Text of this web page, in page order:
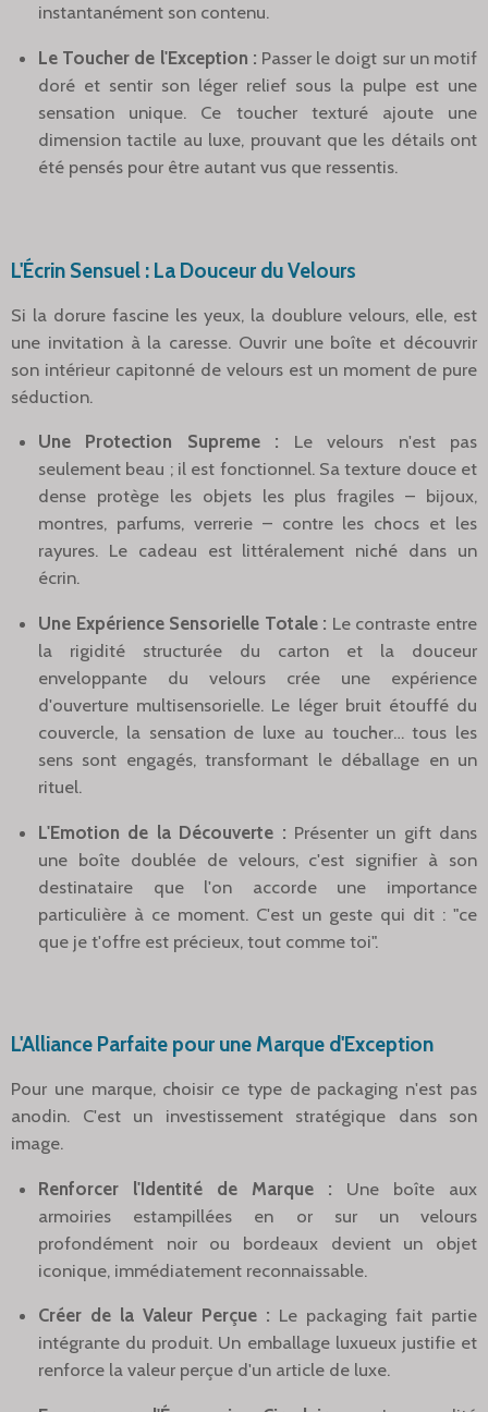
instantanément son contenu.
Le Toucher de l'Exception : Passer le doigt sur un motif
doré et sentir son léger relief sous la pulpe est une
sensation unique. Ce toucher texturé ajoute une
dimension tactile au luxe, prouvant que les détails ont
été pensés pour être autant vus que ressentis.
L'Écrin Sensuel : La Douceur du Velours
Si la dorure fascine les yeux, la doublure velours, elle, est
une invitation à la caresse. Ouvrir une boîte et découvrir
son intérieur capitonné de velours est un moment de pure
séduction.
Une Protection Supreme : Le velours n'est pas
seulement beau ; il est fonctionnel. Sa texture douce et
dense protège les objets les plus fragiles – bijoux,
montres, parfums, verrerie – contre les chocs et les
rayures. Le cadeau est littéralement niché dans un
écrin.
Une Expérience Sensorielle Totale : Le contraste entre
la rigidité structurée du carton et la douceur
enveloppante du velours crée une expérience
d'ouverture multisensorielle. Le léger bruit étouffé du
couvercle, la sensation de luxe au toucher… tous les
sens sont engagés, transformant le déballage en un
rituel.
L'Emotion de la Découverte : Présenter un gift dans
une boîte doublée de velours, c'est signifier à son
destinataire que l'on accorde une importance
particulière à ce moment. C'est un geste qui dit : "ce
que je t'offre est précieux, tout comme toi".
L'Alliance Parfaite pour une Marque d'Exception
Pour une marque, choisir ce type de packaging n'est pas
anodin. C'est un investissement stratégique dans son
image.
Renforcer l'Identité de Marque : Une boîte aux
armoiries estampillées en or sur un velours
profondément noir ou bordeaux devient un objet
iconique, immédiatement reconnaissable.
Créer de la Valeur Perçue : Le packaging fait partie
intégrante du produit. Un emballage luxueux justifie et
renforce la valeur perçue d'un article de luxe.